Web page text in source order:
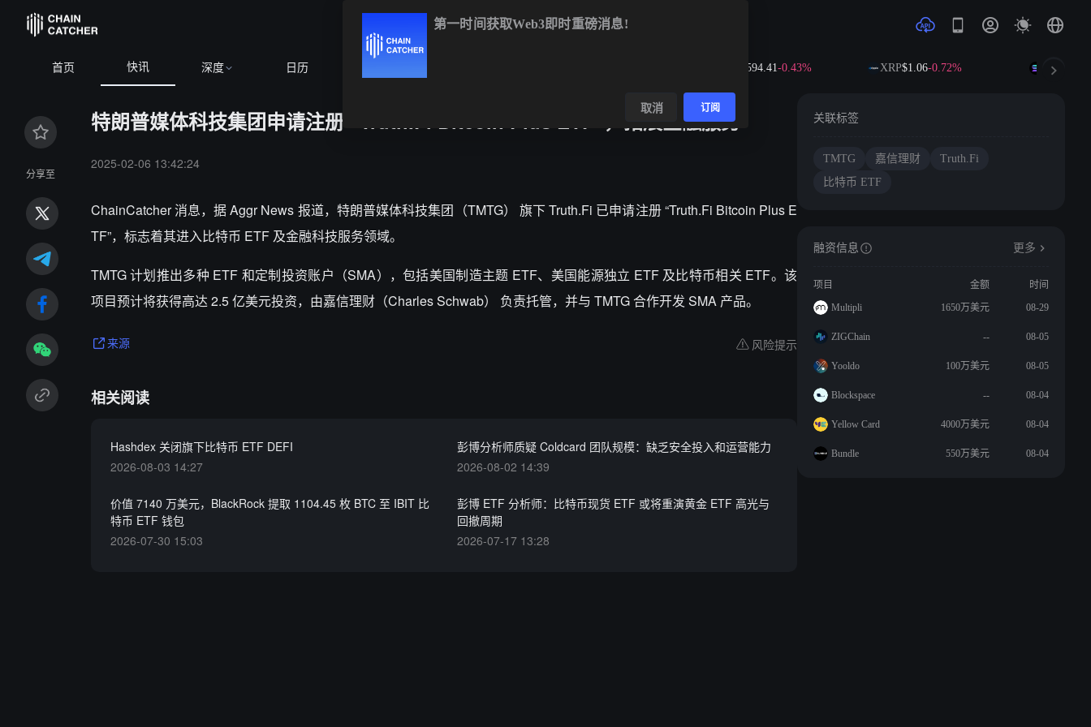
首页 快讯 深度 日历 $594.41-0.43% XRP$1.06-0.72% SOL
分享至
特朗普媒体科技集团申请注册 “Truth.Fi Bitcoin Plus ETF”，拓展金融服务
2025-02-06 13:42:24
ChainCatcher 消息，据 Aggr News 报道， 特朗普媒体科技集团 （TMTG） 旗下 Truth.Fi 已申请注册 “Truth.Fi Bitcoin Plus E
TF”，标志着其进入比特币 ETF 及金融科技服务领域。
TMTG 计划推出多种 ETF 和定制投资账户（SMA），包括美国制造主题 ETF、美国能源独立 ETF 及比特币相关 ETF。该
项目预计将获得高达 2.5 亿美元投资，由嘉信理财（Charles Schwab） 负责托管，并与 TMTG 合作开发 SMA 产品。
来源 风险提示
相关阅读
Hashdex 关闭旗下比特币 ETF DEFI
2026-08-03 14:27
彭博分析师质疑 Coldcard 团队规模：缺乏安全投入和运营能力
2026-08-02 14:39
价值 7140 万美元，BlackRock 提取 1104.45 枚 BTC 至 IBIT 比
特币 ETF 钱包
2026-07-30 15:03
彭博 ETF 分析师：比特币现货 ETF 或将重演黄金 ETF 高光与
回撤周期
2026-07-17 13:28
关联标签
TMTG 嘉信理财
Truth.Fi
比特币 ETF
融资信息 更多
项目 金额
时间
Multipli
1650万美元 08-29
ZIGChain -- 08-05
Yooldo 100万美元 08-05
Blockspace -- 08-04
Yellow Card 4000万美元 08-04
Bundle 550万美元 08-04
第一时间获取Web3即时重磅消息!
取消 订阅